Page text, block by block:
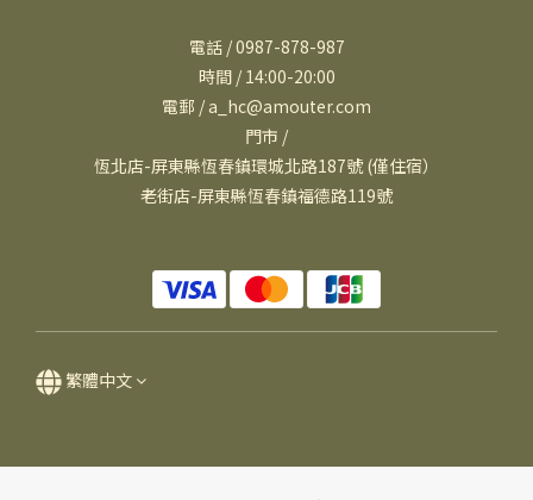
電話 / 0987-878-987
時間 / 14:00-20:00
電郵 / a_hc@amouter.com
門市 /
恆北店-屏東縣恆春鎮環城北路187號 (僅住宿）
老街店-屏東縣恆春鎮福德路119號
繁體中文